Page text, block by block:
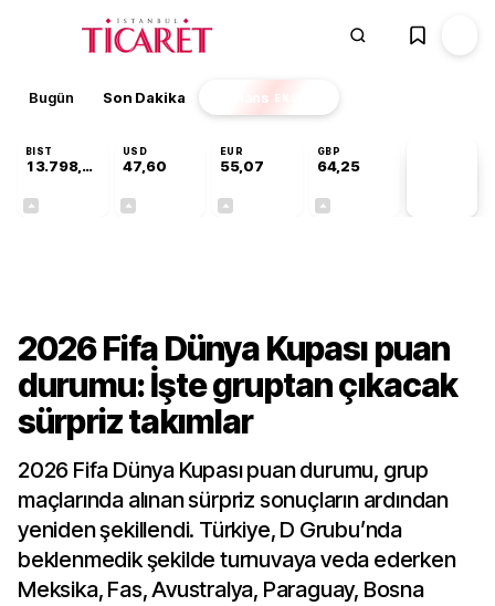
Bugün Son Dakika Finans EKSTRA
BIST
13.798,96
USD
47,60
EUR
55,07
GBP
64,25
2026 Fifa Dünya Kupası puan
durumu: İşte gruptan çıkacak
sürpriz takımlar
2026 Fifa Dünya Kupası puan durumu, grup
maçlarında alınan sürpriz sonuçların ardından
yeniden şekillendi. Türkiye, D Grubu’nda
beklenmedik şekilde turnuvaya veda ederken
Meksika, Fas, Avustralya, Paraguay, Bosna